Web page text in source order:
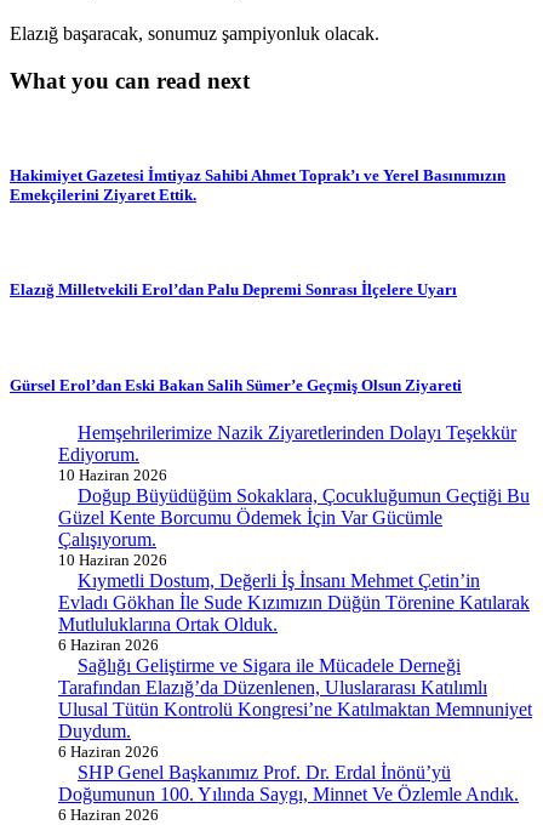
Elazığ başaracak, sonumuz şampiyonluk olacak.
What you can read next
Hakimiyet Gazetesi İmtiyaz Sahibi Ahmet Toprak’ı ve Yerel Basınımızın
Emekçilerini Ziyaret Ettik.
Elazığ Milletvekili Erol’dan Palu Depremi Sonrası İlçelere Uyarı
Gürsel Erol’dan Eski Bakan Salih Sümer’e Geçmiş Olsun Ziyareti
Hemşehrilerimize Nazik Ziyaretlerinden Dolayı Teşekkür
Ediyorum.
10 Haziran 2026
Doğup Büyüdüğüm Sokaklara, Çocukluğumun Geçtiği Bu
Güzel Kente Borcumu Ödemek İçin Var Gücümle
Çalışıyorum.
10 Haziran 2026
Kıymetli Dostum, Değerli İş İnsanı Mehmet Çetin’in
Evladı Gökhan İle Sude Kızımızın Düğün Törenine Katılarak
Mutluluklarına Ortak Olduk.
6 Haziran 2026
Sağlığı Geliştirme ve Sigara ile Mücadele Derneği
Tarafından Elazığ’da Düzenlenen, Uluslararası Katılımlı
Ulusal Tütün Kontrolü Kongresi’ne Katılmaktan Memnuniyet
Duydum.
6 Haziran 2026
SHP Genel Başkanımız Prof. Dr. Erdal İnönü’yü
Doğumunun 100. Yılında Saygı, Minnet Ve Özlemle Andık.
6 Haziran 2026